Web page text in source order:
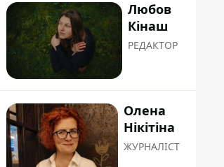
Любов
Кінаш
РЕДАКТОР
Олена
Нікітіна
ЖУРНАЛІСТ